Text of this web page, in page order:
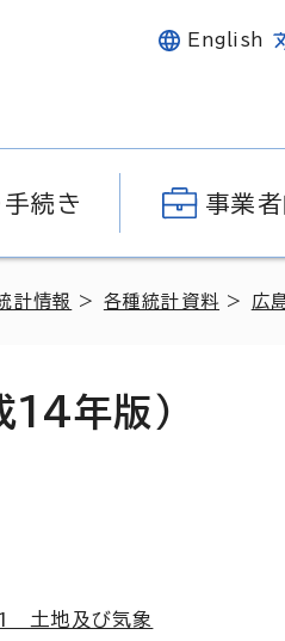
English
手続き 事業
計情報 > 各種統計資料 > 広
14年版）
1 土地及び気象